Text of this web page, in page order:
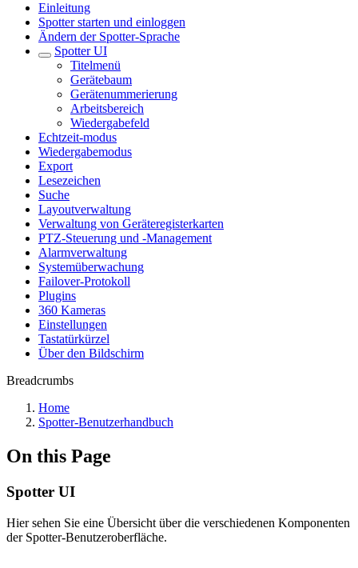
Einleitung
Spotter starten und einloggen
Ändern der Spotter-Sprache
Spotter UI
Titelmenü
Gerätebaum
Gerätenummerierung
Arbeitsbereich
Wiedergabefeld
Echtzeit-modus
Wiedergabemodus
Export
Lesezeichen
Suche
Layoutverwaltung
Verwaltung von Geräteregisterkarten
PTZ-Steuerung und -Management
Alarmverwaltung
Systemüberwachung
Failover-Protokoll
Plugins
360 Kameras
Einstellungen
Tastatürkürzel
Über den Bildschirm
Breadcrumbs
Home
Spotter-Benutzerhandbuch
On this Page
Spotter UI
Hier sehen Sie eine Übersicht über die verschiedenen Komponenten
der Spotter-Benutzeroberfläche.